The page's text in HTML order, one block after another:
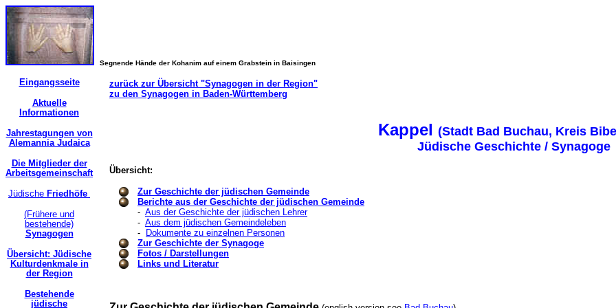
Segnende Hände der Kohanim auf einem Grabstein in Baisingen
Eingangsseite
Aktuelle
Informationen
Jahrestagungen von
Alemannia Judaica
Die Mitglieder der
Arbeitsgemeinschaft
Jüdische Friedhöfe
(Frühere und
bestehende)
Synagogen
Übersicht: Jüdische
Kulturdenkmale in
der Region
Bestehende
jüdische
zurück zur Übersicht "Synagogen in der Region"
zu den Synagogen in Baden-Württemberg
Kappel (Stadt Bad Buchau, Kreis
Jüdische Geschichte / Synagoge
Übersicht:
Zur Geschichte der jüdischen Gemeinde
Berichte aus der Geschichte der jüdischen Gemeinde
- Aus der Geschichte der jüdischen Lehrer
- Aus dem jüdischen Gemeindeleben
-
Dokumente zu einzelnen Personen
Zur Geschichte der Synagoge
Fotos / Darstellungen
Links und Literatur